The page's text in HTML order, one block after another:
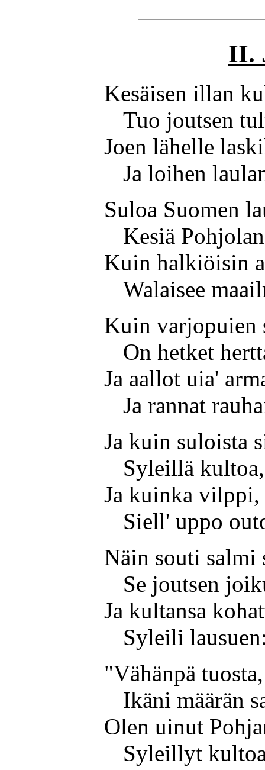
II.
Kesäisen illan
Tuo joutsen
Joen lähelle
Ja loihen
Suloa Suomen
Kesiä
Kuin halkiöisin
Walaisee
Kuin varjopuien
On hetket
Ja aallot uia'
Ja rannat
Ja kuin suloista
Syleillä kultoa,
Ja kuinka vilppi,
Siell' uppo
Näin souti salmi
Se joutsen
Ja kultansa
Syleili
"Vähänpä
Ikäni määrän
Olen uinut
Syleillyt